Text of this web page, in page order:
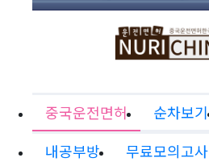
중국운전면허 순차보기
내공부방
무료모의고사